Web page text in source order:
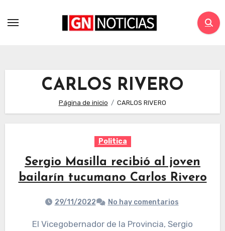
CARLOS RIVERO
Página de inicio CARLOS RIVERO
Politica
Sergio Masilla recibió al joven
bailarín tucumano Carlos Rivero
29/11/2022 No hay comentarios
El Vicegobernador de la Provincia, Sergio